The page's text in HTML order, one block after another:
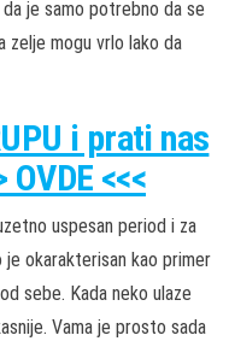
je samo potrebno da se
zelje mogu vrlo lako da
i prati nas
<<<
uspesan period i za
je okarakterisan kao primer
sebe. Kada neko ulaze
Vama je prosto sada